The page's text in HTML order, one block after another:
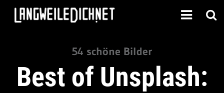
54 schöne Bilder
Best of Unsplash: